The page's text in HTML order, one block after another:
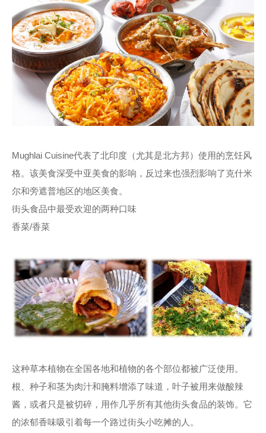
Mughlai Cuisine代表了北印度（尤其是北方邦）使用的烹饪风
格。该美食深受中亚美食的影响，反过来也强烈影响了克什米
尔和旁遮普地区的地区美食。
街头食品中最受欢迎的两种口味
香菜/香菜
这种草本植物在全国各地和植物的各个部位都被广泛使用。
根、种子和茎为肉汁和腌料增添了味道，叶子被用来做酸辣
酱，或者只是被切碎，用作几乎所有其他街头食品的装饰。它
的浓郁香味吸引着每一个路过街头小吃摊的人。